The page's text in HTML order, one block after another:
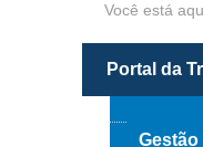
Você está
Portal da
Gestão